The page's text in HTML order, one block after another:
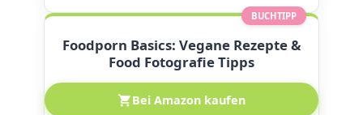
BUCHTIPP
Foodporn Basics: Vegane Rezepte &
Food Fotografie Tipps
Bei Amazon kaufen